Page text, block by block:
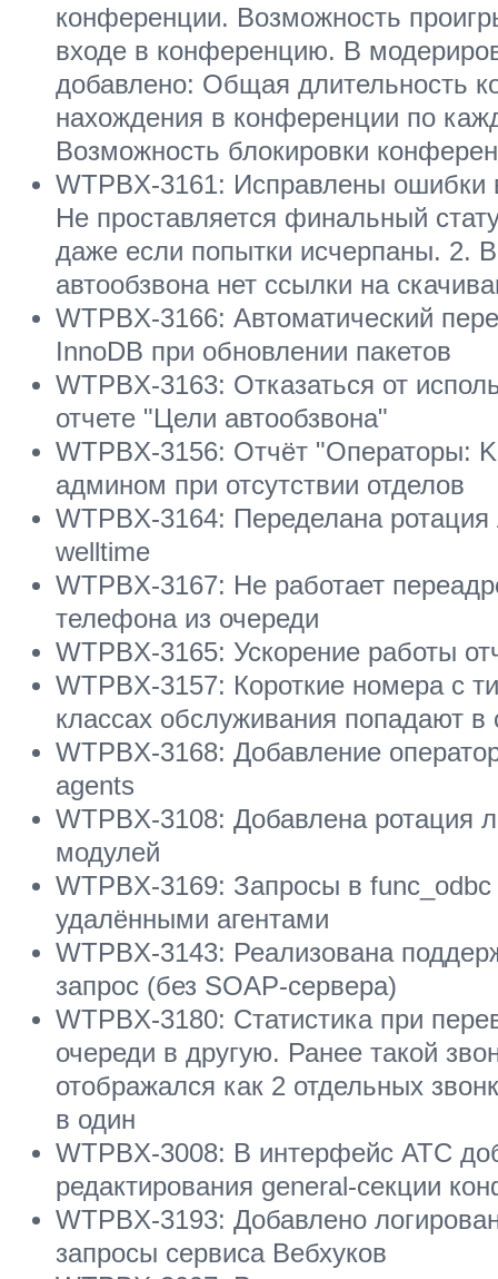
конференции. Возможность
входе в конференцию. В
добавлено: Общая длительность
нахождения в конференции по
Возможность блокировки
WTPBX-3161: Исправлены ошибки
Не проставляется финальный
даже если попытки исчерпаны. 2.
автообзвона нет ссылки на
WTPBX-3166: Автоматический
InnoDB при обновлении пакетов
WTPBX-3163: Отказаться от
отчете "Цели автообзвона"
WTPBX-3156: Отчёт "Операторы:
админом при отсутствии отделов
WTPBX-3164: Переделана ротация
welltime
WTPBX-3167: Не работает
телефона из очереди
WTPBX-3165: Ускорение работы
WTPBX-3157: Короткие номера с
классах обслуживания попадают в
WTPBX-3168: Добавление
agents
WTPBX-3108: Добавлена ротация
модулей
WTPBX-3169: Запросы в
удалёнными агентами
WTPBX-3143: Реализована
запрос (без SOAP-сервера)
WTPBX-3180: Статистика при
очереди в другую. Ранее такой
отображался как 2 отдельных
в один
WTPBX-3008: В интерфейс АТС
редактирования general-секции
WTPBX-3193: Добавлено
запросы сервиса Вебхуков